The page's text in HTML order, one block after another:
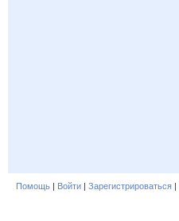
Помощь | Войти | Зарегистрироваться |